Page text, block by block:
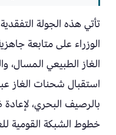
تأتي هذه الجولة
الوزراء على متابعة
الغاز الطبيعي
استقبال شحنات الغاز
بالرصيف البحري،
خطوط الشبكة القومية